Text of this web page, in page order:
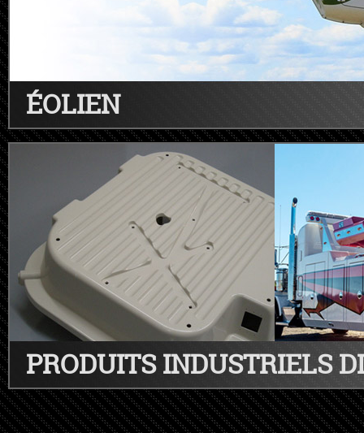
ÉOLIEN
PRODUITS INDUSTRIELS